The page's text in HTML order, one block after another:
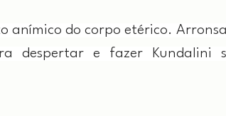
anímico do corpo etérico.
despertar e fazer Kundalini